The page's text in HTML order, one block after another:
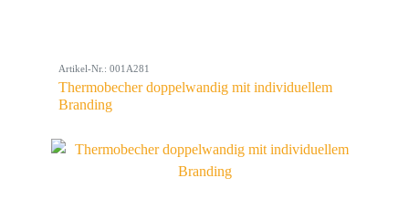
Artikel-Nr.: 001A281
Thermobecher doppelwandig mit individuellem
Branding